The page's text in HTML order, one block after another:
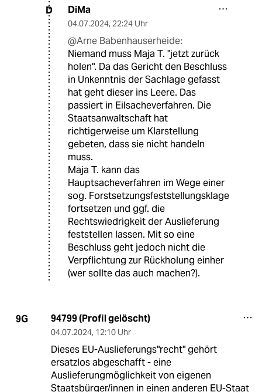
D DiMa
04.07.2024, 22:24 Uhr
@Arne Babenhauserheide:
Niemand muss Maja T. "jetzt zurück
holen". Da das Gericht den Beschluss
in Unkenntnis der Sachlage gefasst
hat geht dieser ins Leere. Das
passiert in Eilsacheverfahren. Die
Staatsanwaltschaft hat
richtigerweise um Klarstellung
gebeten, dass sie nicht handeln
muss.
Maja T. kann das
Hauptsacheverfahren im Wege einer
sog. Forstsetzungsfeststellungsklage
fortsetzen und ggf. die
Rechtswiedrigkeit der Auslieferung
feststellen lassen. Mit so eine
Beschluss geht jedoch nicht die
Verpflichtung zur Rückholung einher
(wer sollte das auch machen?).
9G 94799 (Profil gelöscht)
04.07.2024, 12:10 Uhr
Dieses EU-Auslieferungs"recht" gehört
ersatzlos abgeschafft - eine
Auslieferungmöglichkeit von eigenen
Staatsbürger/innen in einen anderen EU-Staat